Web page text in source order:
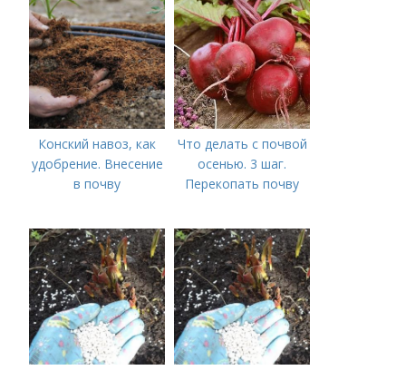
Конский навоз, как
удобрение. Внесение
в почву
Что делать с почвой
осенью. 3 шаг.
Перекопать почву